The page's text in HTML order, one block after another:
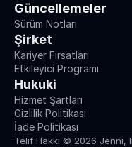
Güncellemeler
Sürüm Notları
Şirket
Kariyer Fırsatları
Etkileyici Programı
Hukuki
Hizmet Şartları
Gizlilik Politikası
İade Politikası
Telif Hakkı © 2026 Jenni,